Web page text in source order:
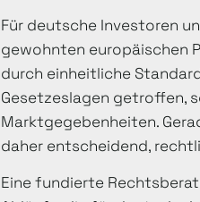
Für deutsche Investoren
gewohnten europäischen
durch einheitliche
Gesetzeslagen getroffen,
Marktgegebenheiten.
daher entscheidend,
Eine fundierte